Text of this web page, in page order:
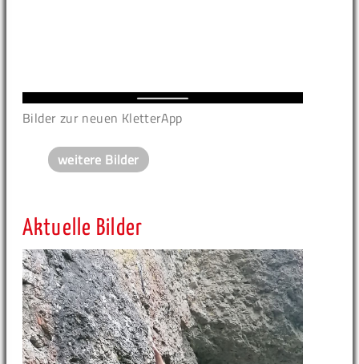
Bilder zur neuen KletterApp
weitere Bilder
Aktuelle Bilder